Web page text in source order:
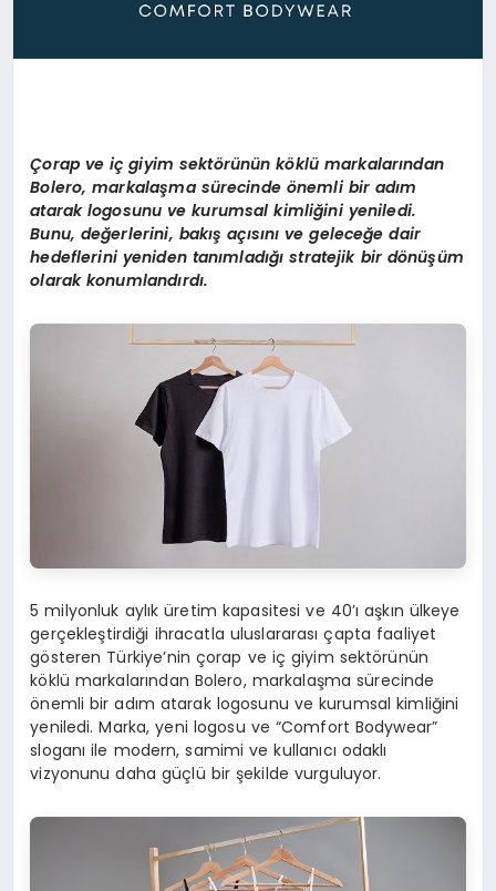
Çorap ve iç giyim sektörünün köklü markalarından
Bolero, markalaşma sürecinde önemli bir adım
atarak logosunu ve kurumsal kimliğini yeniledi.
Bunu, değerlerini, bakış açısını ve geleceğe dair
hedeflerini yeniden tanımladığı stratejik bir dönüşüm
olarak konumlandırdı.
5 milyonluk aylık üretim kapasitesi ve 40’ı aşkın ülkeye
gerçekleştirdiği ihracatla uluslararası çapta faaliyet
gösteren Türkiye’nin çorap ve iç giyim sektörünün
köklü markalarından Bolero, markalaşma sürecinde
önemli bir adım atarak logosunu ve kurumsal kimliğini
yeniledi. Marka, yeni logosu ve “Comfort Bodywear”
sloganı ile modern, samimi ve kullanıcı odaklı
vizyonunu daha güçlü bir şekilde vurguluyor.